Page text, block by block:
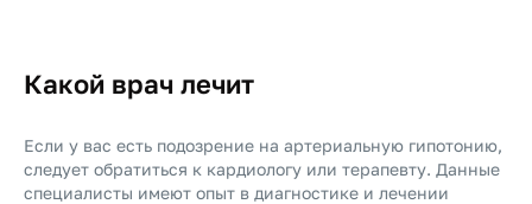
Какой врач лечит
Если у вас есть подозрение на артериальную гипотонию,
следует обратиться к кардиологу или терапевту. Данные
специалисты имеют опыт в диагностике и лечении